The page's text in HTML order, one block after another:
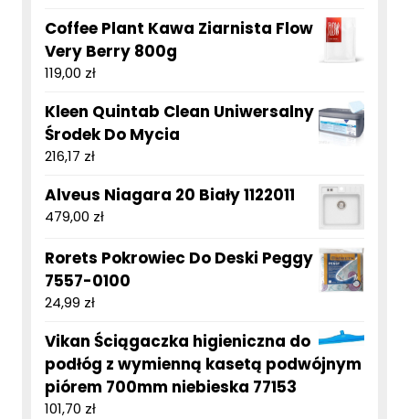
Coffee Plant Kawa Ziarnista Flow
Very Berry 800g
119,00 zł
Kleen Quintab Clean Uniwersalny
Środek Do Mycia
216,17 zł
Alveus Niagara 20 Biały 1122011
479,00 zł
Rorets Pokrowiec Do Deski Peggy
7557-0100
24,99 zł
Vikan Ściągaczka higieniczna do
podłóg z wymienną kasetą podwójnym
piórem 700mm niebieska 77153
101,70 zł